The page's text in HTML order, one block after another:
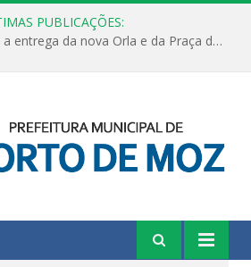
PUBLICAÇÕES:
Últimos detalhes para a entrega da nova Orla e da Praça do Praião